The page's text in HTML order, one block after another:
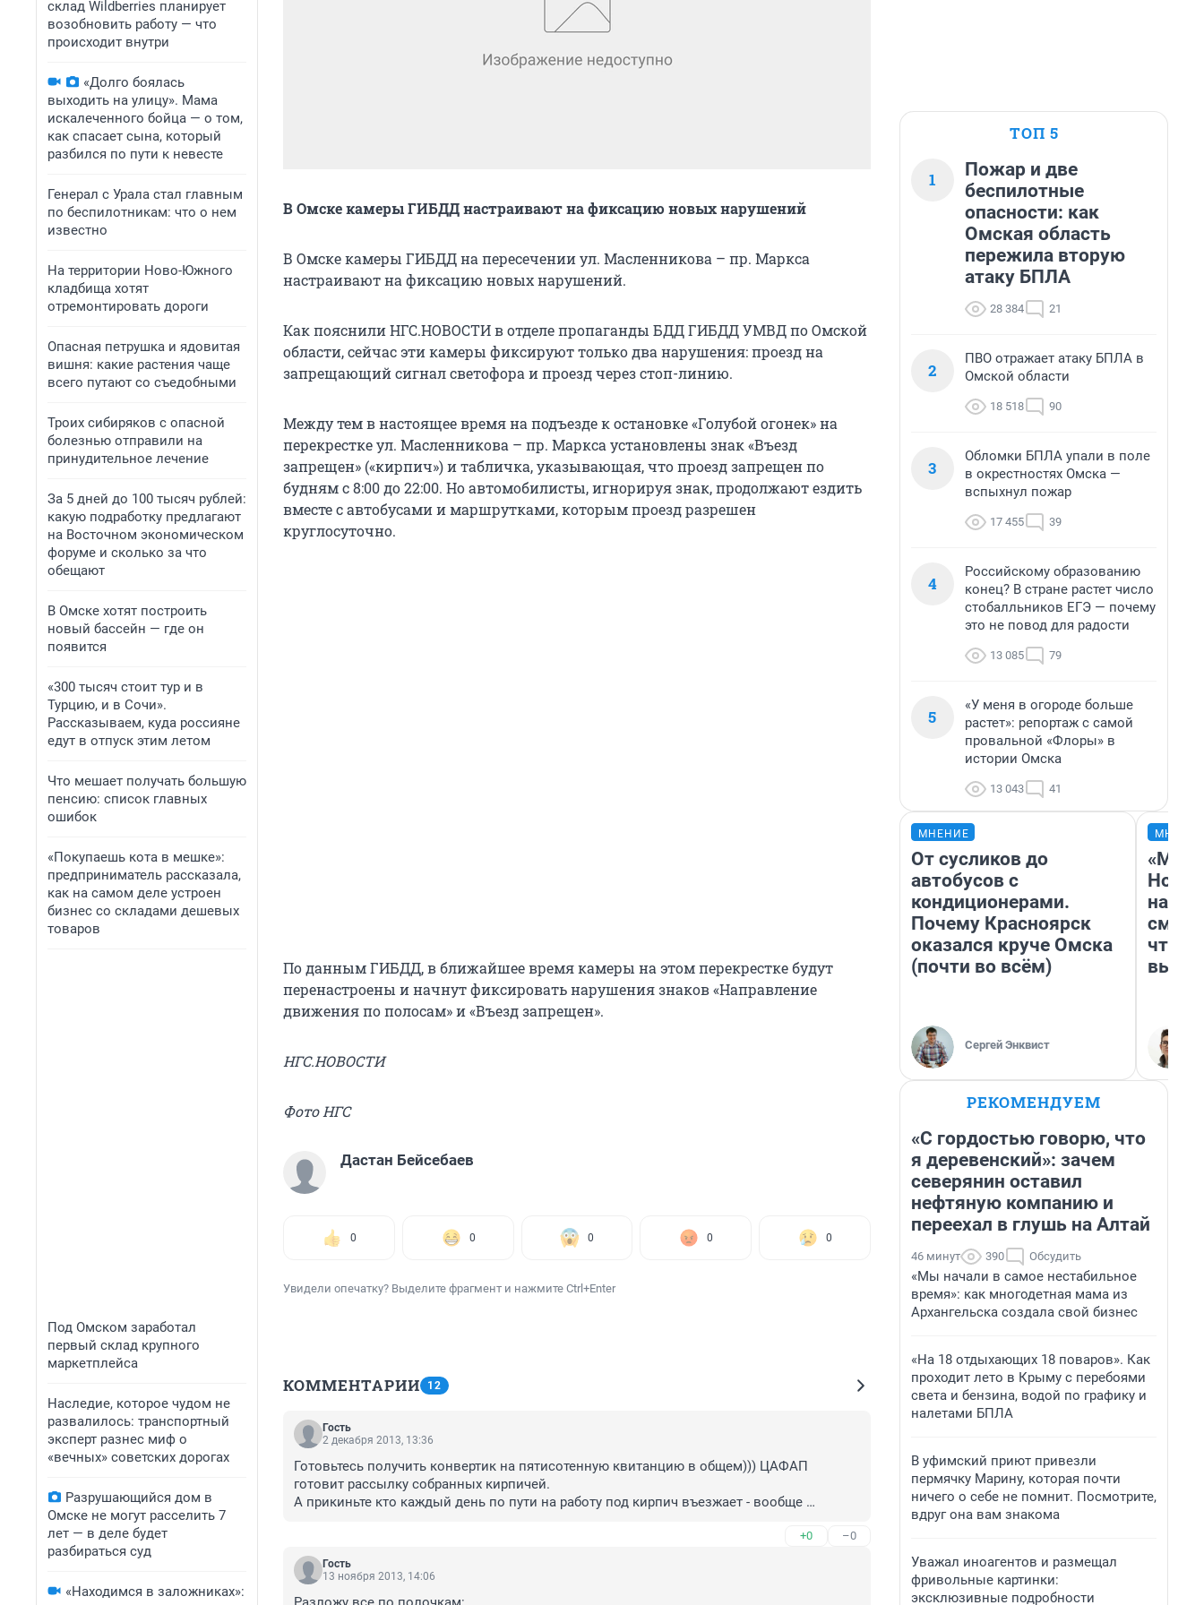
склад Wildberries планирует
возобновить работу — что
происходит внутри
«Долго боялась
выходить на улицу». Мама
искалеченного бойца — о том,
как спасает сына, который
разбился по пути к невесте
Генерал с Урала стал главным
по беспилотникам: что о нем
известно
На территории Ново-Южного
кладбища хотят
отремонтировать дороги
Опасная петрушка и ядовитая
вишня: какие растения чаще
всего путают со съедобными
Троих сибиряков с опасной
болезнью отправили на
принудительное лечение
За 5 дней до 100 тысяч рублей:
какую подработку предлагают
на Восточном экономическом
форуме и сколько за что
обещают
В Омске хотят построить
новый бассейн — где он
появится
«300 тысяч стоит тур и в
Турцию, и в Сочи».
Рассказываем, куда россияне
едут в отпуск этим летом
Что мешает получать большую
пенсию: список главных
ошибок
«Покупаешь кота в мешке»:
предприниматель рассказала,
как на самом деле устроен
бизнес со складами дешевых
товаров
Под Омском заработал
первый склад крупного
маркетплейса
Наследие, которое чудом не
развалилось: транспортный
эксперт разнес миф о
«вечных» советских дорогах
Разрушающийся дом в
Омске не могут расселить 7
лет — в деле будет
разбираться суд
«Находимся в заложниках»:
В Омске камеры ГИБДД настраивают на фиксацию новых нарушений
В Омске камеры ГИБДД на пересечении ул. Масленникова – пр. Маркса
настраивают на фиксацию новых нарушений.
Как пояснили НГС.НОВОСТИ в отделе пропаганды БДД ГИБДД УМВД по Омской
области, сейчас эти камеры фиксируют только два нарушения: проезд на
запрещающий сигнал светофора и проезд через стоп-линию.
Между тем в настоящее время на подъезде к остановке «Голубой огонек» на
перекрестке ул. Масленникова – пр. Маркса установлены знак «Въезд
запрещен» («кирпич») и табличка, указывающая, что проезд запрещен по
будням с 8:00 до 22:00. Но автомобилисты, игнорируя знак, продолжают ездить
вместе с автобусами и маршрутками, которым проезд разрешен
круглосуточно.
По данным ГИБДД, в ближайшее время камеры на этом перекрестке будут
перенастроены и начнут фиксировать нарушения знаков «Направление
движения по полосам» и «Въезд запрещен».
НГС.НОВОСТИ
Фото НГС
Дастан Бейсебаев
0 0 0 0 0
Увидели опечатку? Выделите фрагмент и нажмите Ctrl+Enter
КОММЕНТАРИИ 12
Гость
2 декабря 2013, 13:36
Готовьтесь получить конвертик на пятисотенную квитанцию в общем))) ЦАФАП
готовит рассылку собранных кирпичей.
А прикиньте кто каждый день по пути на работу под кирпич въезжает - вообще
+0 –0
Гость
13 ноября 2013, 14:06
ТОП 5
1
Пожар и две
беспилотные
опасности: как
Омская область
пережила вторую
атаку БПЛА
28 384 21
2
ПВО отражает атаку БПЛА в
Омской области
18 518 90
3
Обломки БПЛА упали в поле
в окрестностях Омска —
вспыхнул пожар
17 455 39
4
Российскому образованию
конец? В стране растет число
стобалльников ЕГЭ — почему
это не повод для радости
13 085 79
5
«У меня в огороде больше
растет»: репортаж с самой
провальной «Флоры» в
истории Омска
13 043 41
МНЕНИЕ
От сусликов до
автобусов с
кондиционерами.
Почему Красноярск
оказался круче Омска
(почти во всём)
Сергей Энквист
«Мы
РЕКОМЕНДУЕМ
«С гордостью говорю, что
я деревенский»: зачем
северянин оставил
нефтяную компанию и
переехал в глушь на Алтай
46 минут 390 Обсудить
«Мы начали в самое нестабильное
время»: как многодетная мама из
Архангельска создала свой бизнес
«На 18 отдыхающих 18 поваров». Как
проходит лето в Крыму с перебоями
света и бензина, водой по графику и
налетами БПЛА
В уфимский приют привезли
пермячку Марину, которая почти
ничего о себе не помнит. Посмотрите,
вдруг она вам знакома
Уважал иноагентов и размещал
фривольные картинки:
эксклюзивные подробности